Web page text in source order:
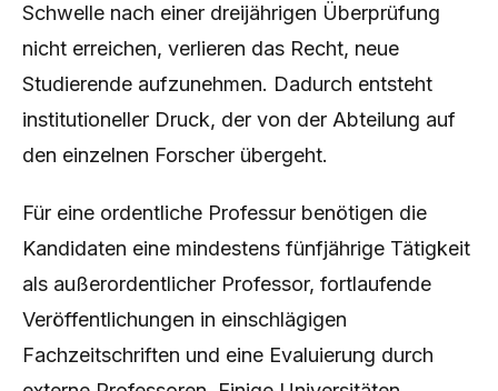
Schwelle nach einer dreijährigen Überprüfung
nicht erreichen, verlieren das Recht, neue
Studierende aufzunehmen. Dadurch entsteht
institutioneller Druck, der von der Abteilung auf
den einzelnen Forscher übergeht.
Für eine ordentliche Professur benötigen die
Kandidaten eine mindestens fünfjährige Tätigkeit
als außerordentlicher Professor, fortlaufende
Veröffentlichungen in einschlägigen
Fachzeitschriften und eine Evaluierung durch